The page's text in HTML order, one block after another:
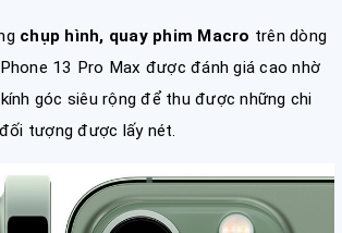
chụp hình, quay phim Macro trên dòng
13 Pro Max được đánh giá cao nhờ
góc siêu rộng để thu được những chi
tượng được lấy nét.